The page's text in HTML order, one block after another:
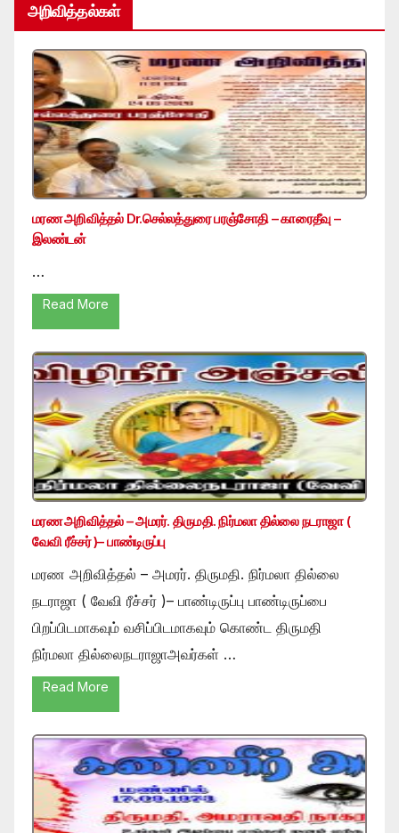
அறிவித்தல்கள்
மரண அறிவித்தல் Dr.செல்லத்துரை பரஞ்சோதி – காரைதீவு –
இலண்டன்
…
Read More
மரண அறிவித்தல் – அமரர். திருமதி. நிர்மலா தில்லை நடராஜா (
வேவி ரீச்சர் )– பாண்டிருப்பு
மரண அறிவித்தல் – அமரர். திருமதி. நிர்மலா தில்லை
நடராஜா ( வேவி ரீச்சர் )– பாண்டிருப்பு பாண்டிருப்பை
பிறப்பிடமாகவும் வசிப்பிடமாகவும் கொண்ட திருமதி
நிர்மலா தில்லைநடராஜாஅவர்கள் …
Read More